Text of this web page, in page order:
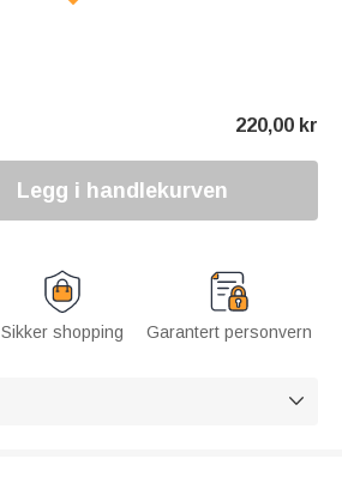
220,00 kr
Legg i handlekurven
Sikker shopping Garantert personvern
